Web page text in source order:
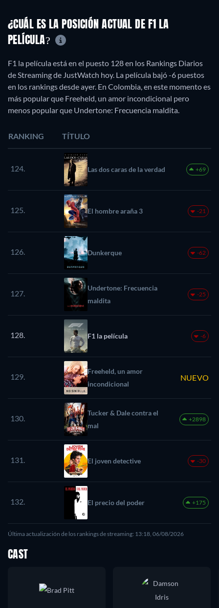
¿CUÁL ES LA POSICIÓN ACTUAL DE F1 LA
PELÍCULA?
F1 la película está en el puesto 128 en los Rankings Diarios
de Streaming de JustWatch hoy. La película bajó -6 puestos
en los rankings desde ayer. En Colombia, en este momento es
más popular que Freeheld, un amor incondicional pero
menos popular que Undertone: Frecuencia maldita.
RANKING TÍTULO
124. Las dos caras de la verdad +69
125. El hombre araña 3 -21
126. Dunkerque -62
127.
Undertone: Frecuencia
maldita
-25
128. F1 la película -6
129.
Freeheld, un amor
incondicional
NUEVO
130.
Tucker & Dale contra el
mal
+2898
131. El joven detective -30
132. El precio del poder +175
Última actualización de los rankings de streaming: 13:18, 06/08/2026
CAST